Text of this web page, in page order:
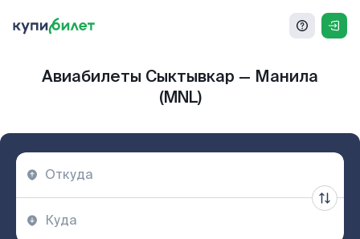
Авиабилеты Сыктывкар — Манила
(MNL)